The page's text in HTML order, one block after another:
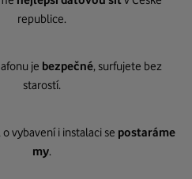
republice.
je bezpečné, surfujete bez
starostí.
vybavení i instalaci se postaráme
my.